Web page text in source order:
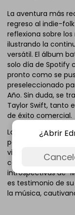
La aventura más
regreso al indie-
reflexiona sobre
ilustrando la
versátil. El álbum
solo día de Spotify
pronto como se
preseleccionado
Año. Sin duda, se
Taylor Swift, tanto
de éxito comercial.
La gira "Taylor Swift
pantalla como un
viaje que encierra
comienzos de
introspectivas de
es testimonio de
la música,
¿Abrir